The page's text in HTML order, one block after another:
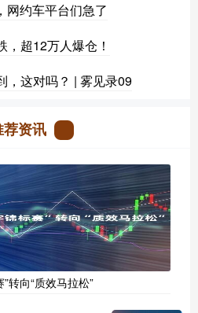
网约车平台们急了
超12万人爆仓！
，这对吗？ | 雾见录09
荐资讯
转向“质效马拉松”